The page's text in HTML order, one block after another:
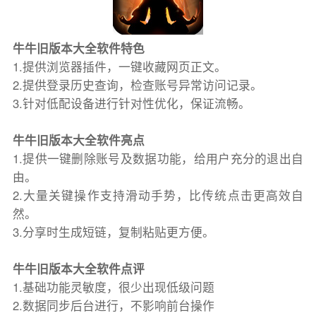
牛牛旧版本大全软件特色
1.提供浏览器插件，一键收藏网页正文。
2.提供登录历史查询，检查账号异常访问记录。
3.针对低配设备进行针对性优化，保证流畅。
牛牛旧版本大全软件亮点
1.提供一键删除账号及数据功能，给用户充分的退出自
由。
2.大量关键操作支持滑动手势，比传统点击更高效自
然。
3.分享时生成短链，复制粘贴更方便。
牛牛旧版本大全软件点评
1.基础功能灵敏度，很少出现低级问题
2.数据同步后台进行，不影响前台操作